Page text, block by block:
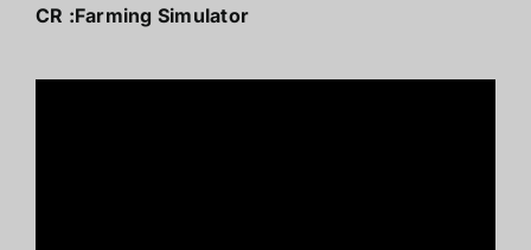
CR :Farming Simulator